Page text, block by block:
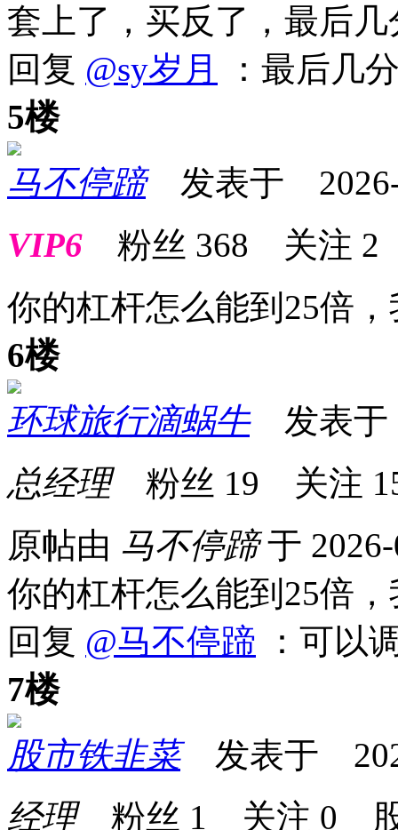
套上了，买反了，最后
回复 @sy岁月
：最后几
5楼
马不停蹄发表于 2026-
VIP6 粉丝 368 关注 2
你的杠杆怎么能到25倍
6楼
环球旅行滴蜗牛发表于
总经理粉丝 19 关注
原帖由 马不停蹄于
你的杠杆怎么能到25倍
回复 @马不停蹄 ：可以
7楼
股市铁韭菜发表于
经理粉丝 1 关注 0